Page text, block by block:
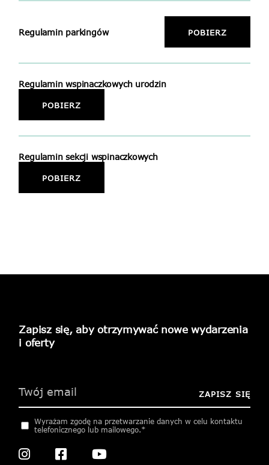
Regulamin parkingów POBIERZ
Regulamin wspinaczkowych urodzin
POBIERZ
Regulamin sekcji wspinaczkowych
POBIERZ
Zapisz się, aby otrzymywać nowe wydarzenia
i oferty
this
ZAPISZ SIĘ
Wyrażam zgodę na przetwarzanie danych w celu kontaktu
telefonicznego lub mailowego.*